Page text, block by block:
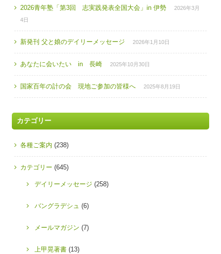
2026青年塾「第3回 志実践発表全国大会」in 伊勢
2026年3月
4日
新発刊 父と娘のデイリーメッセージ 2026年1月10日
あなたに会いたい in 長崎 2025年10月30日
国家百年の計の会 現地ご参加の皆様へ 2025年8月19日
カテゴリー
各種ご案内 (238)
カテゴリー (645)
デイリーメッセージ (258)
バングラデシュ (6)
メールマガジン (7)
上甲晃著書 (13)